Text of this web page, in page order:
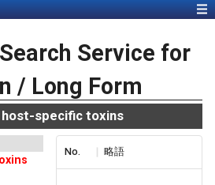
Service for
/ Long Form
host-specific toxins
No. 略語